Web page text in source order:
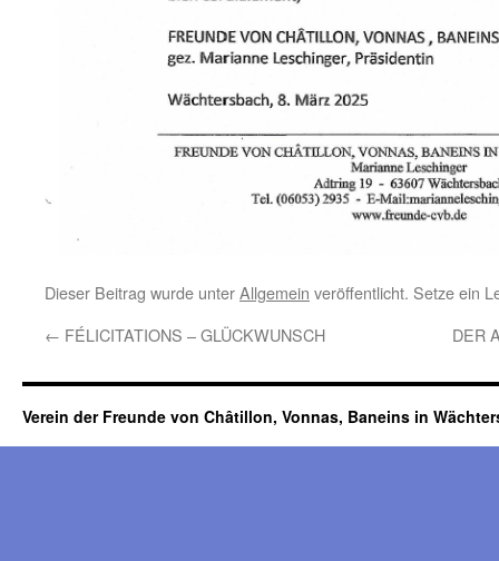
Dieser Beitrag wurde unterAllgemein veröffentlicht. Setze ein
← FÉLICITATIONS – GLÜCKWUNSCH DER
Verein der Freunde von Châtillon, Vonnas, Baneins in